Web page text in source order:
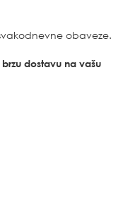
obaveze.
dostavu na vašu